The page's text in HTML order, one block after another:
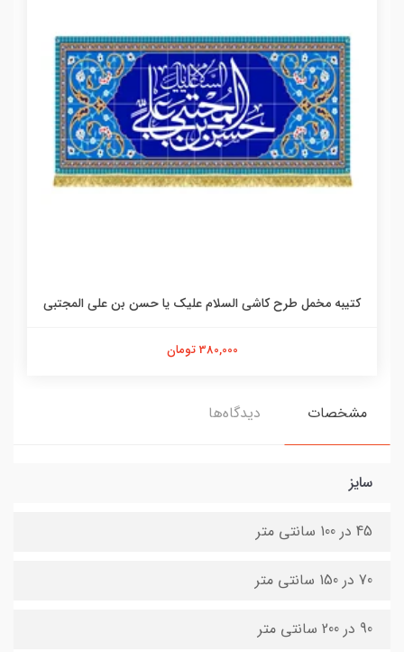
کتیبه مخمل طرح کاشی السلام علیک یا حسن بن علی المجتبی
380,000 تومان
مشخصات دیدگاه‌ها
سایز
45 در 100 سانتی متر
70 در 150 سانتی متر
90 در 200 سانتی متر